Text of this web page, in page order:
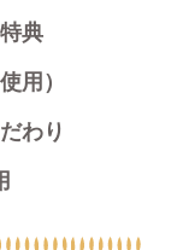
典
用）
わり